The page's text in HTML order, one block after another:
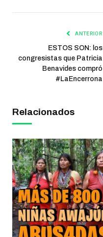
ANTERIOR
ESTOS SON: los
congresistas que Patricia
Benavides compró
#LaEncerrona
Relacionados